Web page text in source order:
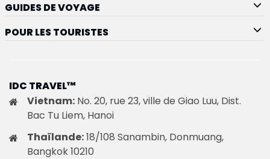
GUIDES DE VOYAGE
POUR LES TOURISTES
IDC TRAVEL™
Vietnam: No. 20, rue 23, ville de Giao Luu, Dist.
Bac Tu Liem, Hanoi
Thaïlande:18/108 Sanambin, Donmuang,
Bangkok 10210